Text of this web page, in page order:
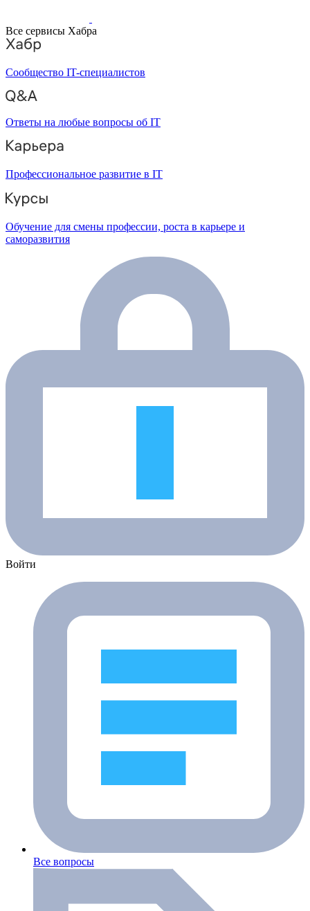
Все сервисы Хабра
Сообщество IT-специалистов
Ответы на любые вопросы об IT
Профессиональное развитие в IT
Обучение для смены профессии, роста в карьере и
саморазвития
Войти
Все вопросы